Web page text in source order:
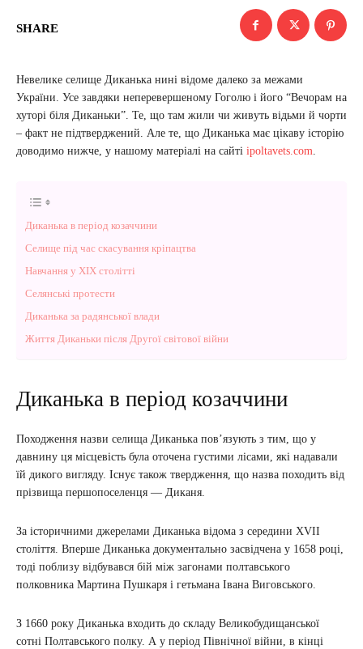
SHARE
Невелике селище Диканька нині відоме далеко за межами
України. Усе завдяки неперевершеному Гоголю і його “Вечорам на
хуторі біля Диканьки”. Те, що там жили чи живуть відьми й чорти
– факт не підтверджений. Але те, що Диканька має цікаву історію
доводимо нижче, у нашому матеріалі на сайті ipoltavets.com.
Диканька в період козаччини
Селище під час скасування кріпацтва
Навчання у ХІХ столітті
Селянські протести
Диканька за радянської влади
Життя Диканьки після Другої світової війни
Диканька в період козаччини
Походження назви селища Диканька пов’язують з тим, що у
давнину ця місцевість була оточена густими лісами, які надавали
їй дикого вигляду. Існує також твердження, що назва походить від
прізвища першопоселенця — Диканя.
За історичними джерелами Диканька відома з середини XVII
cтоліття. Вперше Диканька документально засвідчена у 1658 році,
тоді поблизу відбувався бій між загонами полтавського
полковника Мартина Пушкаря і гетьмана Івана Виговського.
З 1660 року Диканька входить до складу Великобудищанської
сотні Полтавського полку. А у період Північної війни, в кінці